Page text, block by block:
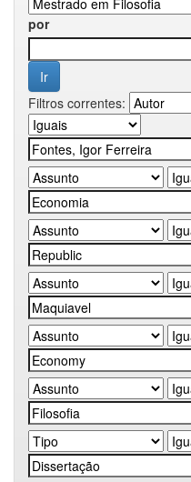
por
Filtros correntes: